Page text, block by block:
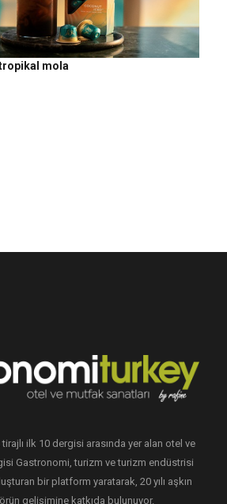
mola
ilk 10 dergisi arasında yer alan otel ve
Gastronomi, turizm ve turizm endüstrisi
bir platform yaratarak, 20 yılı aşkın
gelişimine katkıda bulunuyor.